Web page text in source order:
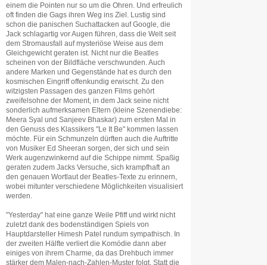
einem die Pointen nur so um die Ohren. Und erfreulich
oft finden die Gags ihren Weg ins Ziel. Lustig sind
schon die panischen Suchattacken auf Google, die
Jack schlagartig vor Augen führen, dass die Welt seit
dem Stromausfall auf mysteriöse Weise aus dem
Gleichgewicht geraten ist. Nicht nur die Beatles
scheinen von der Bildfläche verschwunden. Auch
andere Marken und Gegenstände hat es durch den
kosmischen Eingriff offenkundig erwischt. Zu den
witzigsten Passagen des ganzen Films gehört
zweifelsohne der Moment, in dem Jack seine nicht
sonderlich aufmerksamen Eltern (kleine Szenendiebe:
Meera Syal und Sanjeev Bhaskar) zum ersten Mal in
den Genuss des Klassikers "Le It Be" kommen lassen
möchte. Für ein Schmunzeln dürften auch die Auftritte
von Musiker Ed Sheeran sorgen, der sich und sein
Werk augenzwinkernd auf die Schippe nimmt. Spaßig
geraten zudem Jacks Versuche, sich krampfhaft an
den genauen Wortlaut der Beatles-Texte zu erinnern,
wobei mitunter verschiedene Möglichkeiten visualisiert
werden.
"Yesterday" hat eine ganze Weile Pfiff und wirkt nicht
zuletzt dank des bodenständigen Spiels von
Hauptdarsteller Himesh Patel rundum sympathisch. In
der zweiten Hälfte verliert die Komödie dann aber
einiges von ihrem Charme, da das Drehbuch immer
stärker dem Malen-nach-Zahlen-Muster folgt. Statt die